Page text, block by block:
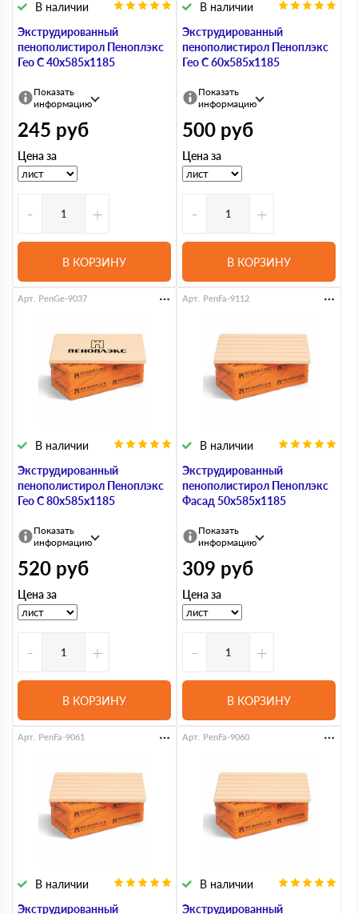
Экструдированный
пенополистирол Пеноплэкс
Гео С 40х585х1185
В наличии
Показать
информацию
245 руб
Цена за
- +
В КОРЗИНУ
Экструдированный
пенополистирол Пеноплэкс
Гео С 60х585х1185
В наличии
Показать
информацию
500 руб
Цена за
- +
В КОРЗИНУ
Экструдированный
пенополистирол Пеноплэкс
Гео С 80х585х1185
В наличии
Арт. PenGe-9037
Показать
информацию
520 руб
Цена за
- +
В КОРЗИНУ
Экструдированный
пенополистирол Пеноплэкс
Фасад 50х585х1185
В наличии
Арт. PenFa-9112
Показать
информацию
309 руб
Цена за
- +
В КОРЗИНУ
Экструдированный
В наличии
Арт. PenFa-9061
Экструдированный
В наличии
Арт. PenFa-9060